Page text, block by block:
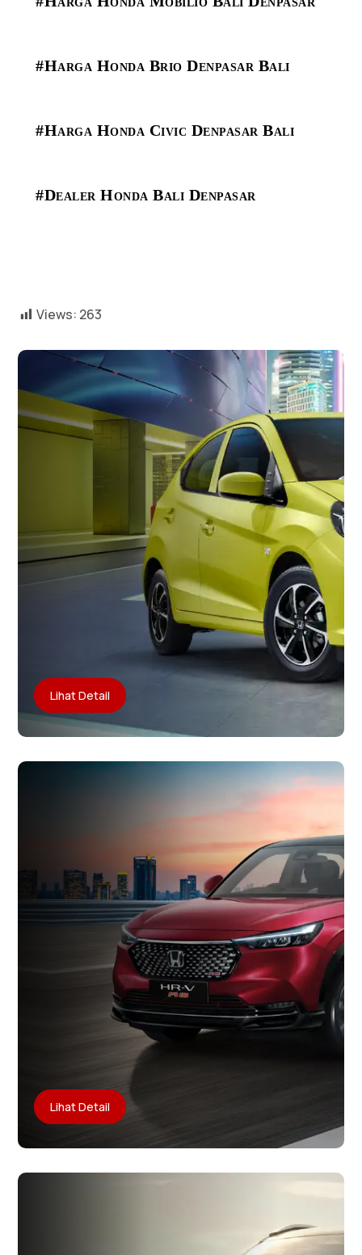
#Harga Honda Brio Denpasar Bali
#Harga Honda Civic Denpasar Bali
#Dealer Honda Bali Denpasar
Views: 263
Lihat Detail
Lihat Detail